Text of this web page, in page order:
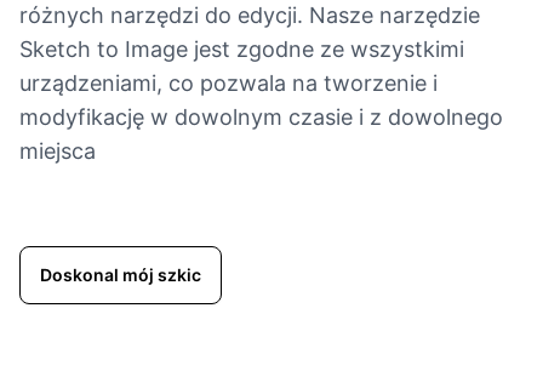
różnych narzędzi do edycji. Nasze narzędzie
Sketch to Image jest zgodne ze wszystkimi
urządzeniami, co pozwala na tworzenie i
modyfikację w dowolnym czasie i z dowolnego
miejsca
Doskonal mój szkic